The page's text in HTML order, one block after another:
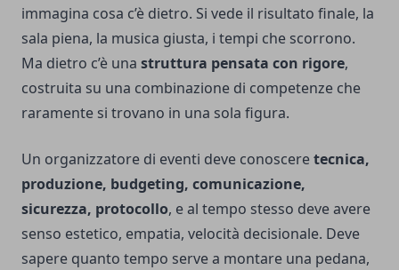
immagina cosa c’è dietro. Si vede il risultato finale, la
sala piena, la musica giusta, i tempi che scorrono.
Ma dietro c’è una struttura pensata con rigore,
costruita su una combinazione di competenze che
raramente si trovano in una sola figura.
Un organizzatore di eventi deve conosceretecnica,
produzione, budgeting, comunicazione,
sicurezza, protocollo, e al tempo stesso deve avere
senso estetico, empatia, velocità decisionale. Deve
sapere quanto tempo serve a montare una pedana,